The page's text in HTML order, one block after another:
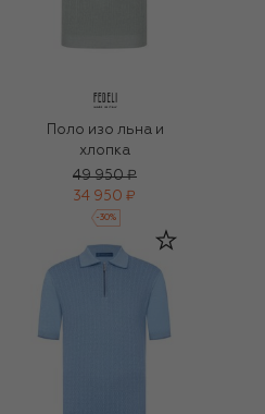
Поло изо льна и
хлопка
49 950 ₽
34 950 ₽
-30%